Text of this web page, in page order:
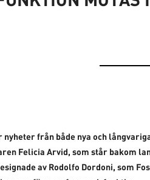
från både nya och
Felicia Arvid, som står bakom
av Rodolfo Dordoni, som